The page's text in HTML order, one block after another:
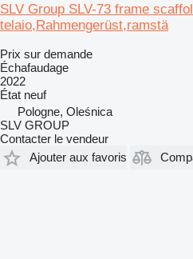
SLV Group SLV-73 frame
telaio,Rahmengerüst,ramstä
Prix sur demande
Échafaudage
2022
État neuf
Pologne, Oleśnica
SLV GROUP
Contacter le vendeur
Ajouter aux favoris